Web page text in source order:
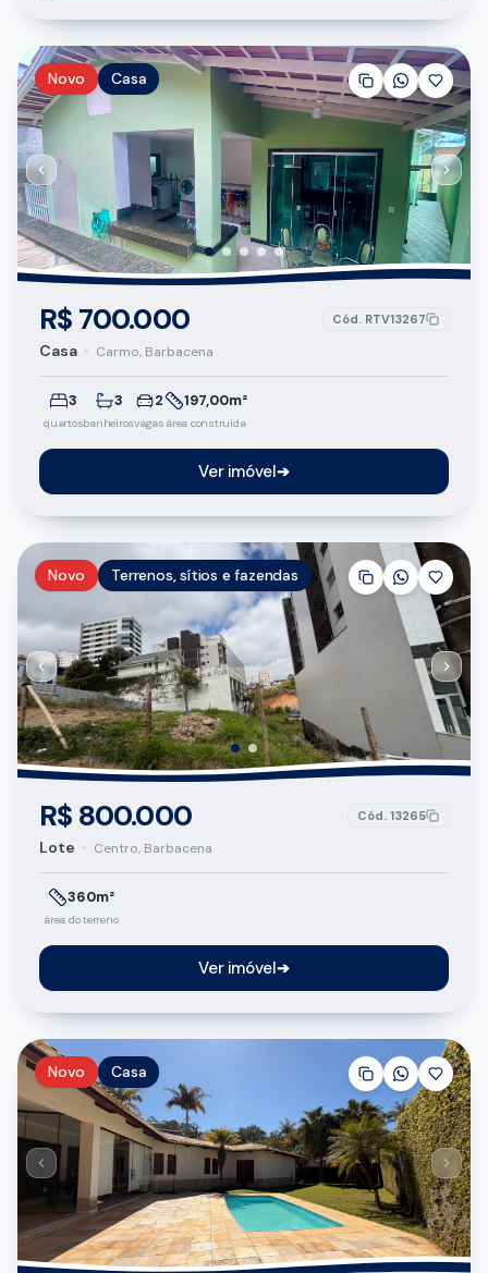
Novo Casa
R$ 700.000 Cód. RTV13267
Casa • Carmo, Barbacena
3
quartos
3
banheiros
2
vagas
197,00m²
área construída
Ver imóvel➔
Novo Terrenos, sítios e fazendas
R$ 800.000 Cód. 13265
Lote • Centro, Barbacena
360m²
área do terreno
Ver imóvel➔
Novo Casa